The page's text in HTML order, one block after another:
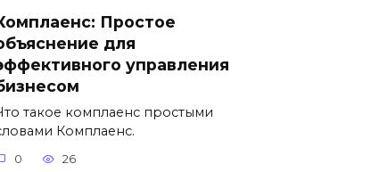
Простое
для
управления
такое комплаенс простыми
Комплаенс.
0 26